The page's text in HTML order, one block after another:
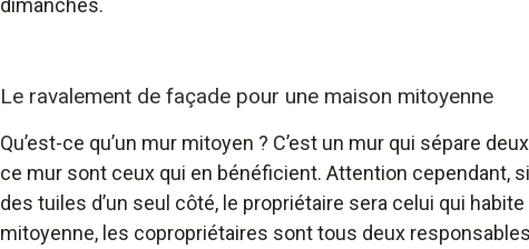
dimanches.
Le ravalement de façade pour une maison mitoyenne
Qu’est-ce qu’un mur mitoyen ? C’est un mur qui sépare
ce mur sont ceux qui en bénéficient. Attention cependant,
des tuiles d’un seul côté, le propriétaire sera celui qui
mitoyenne, les copropriétaires sont tous deux